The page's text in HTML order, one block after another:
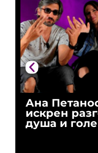
Ана
искрен
душа и